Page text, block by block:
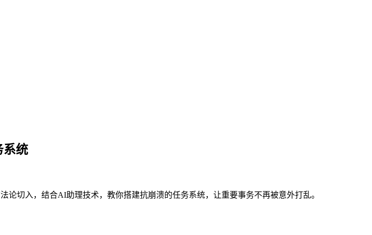
系统
切入，结合AI助理技术，教你搭建抗崩溃的任务系统，让重要事务不再被意外打乱。